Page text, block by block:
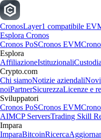
CronosLayer1 compatibile
Esplora Cronos
Cronos PoSCronos EVM
Esplora
AffiliazioneIstituzionaliCustodia
Crypto.com
Chi siamoNotizie aziendali
noiPartnerSicurezzaLicenze e
Sviluppatori
Cronos PoSCronos EVM
AIMCP ServersTrading Skill
Impara
ImparaBitcoinRicerca